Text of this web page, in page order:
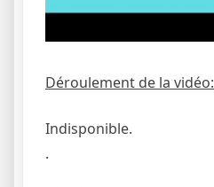
Déroulement de la vidéo:
Indisponible.
.